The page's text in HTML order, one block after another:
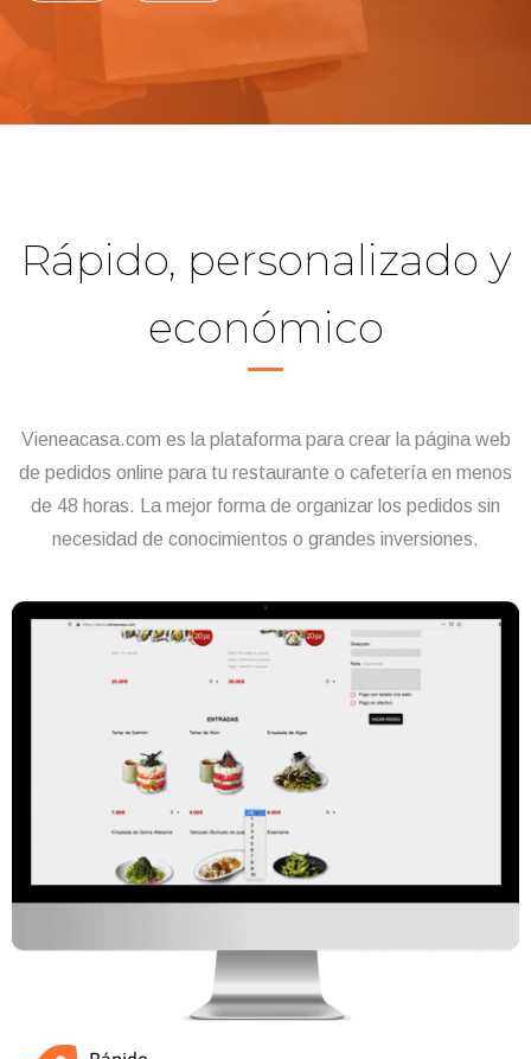
Rápido, personalizado y
económico
Vieneacasa.com es la plataforma para crear la página web
de pedidos online para tu restaurante o cafetería en menos
de 48 horas. La mejor forma de organizar los pedidos sin
necesidad de conocimientos o grandes inversiones.